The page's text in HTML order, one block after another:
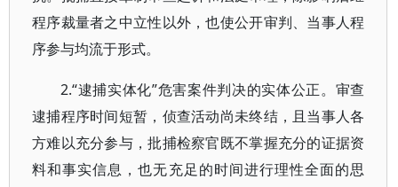
程序裁量者之中立性以外，也使公开审判、当事人程
序参与均流于形式。
2.“逮捕实体化”危害案件判决的实体公正。审查
逮捕程序时间短暂，侦查活动尚未终结，且当事人各
方难以充分参与，批捕检察官既不掌握充分的证据资
料和事实信息，也无充足的时间进行理性全面的思